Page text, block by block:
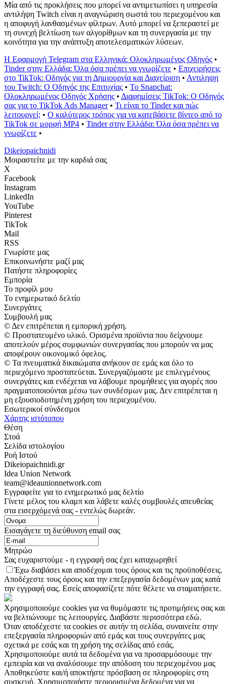
Μία από τις προκλήσεις που μπορεί να αντιμετωπίσει η υπηρεσία
αντιλήψη Twitch είναι η αναγνώριση σωστά του περιεχομένου και
η αποφυγή λανθασμένων φίλτρων. Αυτό μπορεί να ξεπεραστεί με
τη συνεχή βελτίωση των αλγορίθμων και τη συνεργασία με την
κοινότητα για την ανάπτυξη αποτελεσματικών λύσεων.
Η Εφαρμογή Telegram στα Ελληνικά: Ολοκληρωμένος Οδηγός •
Tinder στην Ελλάδα: Όλα όσα πρέπει να γνωρίζετε • Επιχειρήσεις
στο TikTok: Οδηγός για τη Δημιουργία και Διαχείριση • Αντιληψη
του Twitch: Ο Οδηγός της Επιτυχίας • Το Snapchat:
Ολοκληρωμένος Οδηγός Χρήσης • Διαφημίσεις TikTok: Ο Οδηγός
σας για το TikTok Ads Manager• Τι είναι το Tinder και πώς
λειτουργεί; • Ο καλύτερος τρόπος για να κατεβάσετε βίντεο από το
TikTok σε μορφή MP4 • Tinder στην Ελλάδα: Όλα όσα πρέπει να
γνωρίζετε •
Dikeiopaichnidi
Μοιραστείτε με την καρδιά σας
X
Facebook
Instagram
LinkedIn
YouTube
Pinterest
TikTok
Mail
RSS
Γνωρίστε μας
Επικοινωνήστε μαζί μας
Πατήστε πληροφορίες
Εμπορία
Το προφίλ μου
Το ενημερωτικό δελτίο
Συνεργάτες
Συμβουλή μας
© Δεν επιτρέπεται η εμπορική χρήση.
© Προστατευμένο υλικό. Ορισμένα προϊόντα που δείχνουμε
αποτελούν μέρος συμφωνιών συνεργασίας που μπορούν να μας
αποφέρουν οικονομικό όφελος.
© Τα πνευματικά δικαιώματα ανήκουν σε εμάς και όλο το
περιεχόμενο προστατεύεται. Συνεργαζόμαστε με επιλεγμένους
συνεργάτες και ενδέχεται να λάβουμε προμήθειες για αγορές που
πραγματοποιούνται μέσω των συνδέσμων μας. Δεν επιτρέπεται η
μη εξουσιοδοτημένη χρήση του περιεχομένου.
Εσωτερικοί σύνδεσμοι
Χάρτης ιστότοπου
Θέση
Στοά
Σελίδα ιστολογίου
Ροή Ιστού
Dikeiopaichnidi.gr
Idea Union Network
team@ideaunionnetwork.com
Εγγραφείτε για το ενημερωτικό μας δελτίο
Γίνετε μέλος του κλαμπ και λάβετε καλές συμβουλές απευθείας
στα εισερχόμενά σας - εντελώς δωρεάν.
Εισαγάγετε τη διεύθυνση email σας
Μητρώο
Σας ευχαριστούμε - η εγγραφή σας έχει καταχωρηθεί
Έχω διαβάσει και αποδέχομαι τους όρους και τις προϋποθέσεις.
Αποδέχεστε τους όρους και την επεξεργασία δεδομένων μας κατά
την εγγραφή σας. Εσείς αποφασίζετε πότε θέλετε να σταματήσετε.
Χρησιμοποιούμε cookies για να θυμόμαστε τις προτιμήσεις σας και
να βελτιώνουμε τις λειτουργίες. Διαβάστε περισσότερα εδώ.
Όταν αποδέχεστε τα cookies σε αυτήν τη σελίδα, συναινείτε στην
επεξεργασία πληροφοριών από εμάς και τους συνεργάτες μας
σχετικά με εσάς και τη χρήση της σελίδας από εσάς.
Χρησιμοποιούμε αυτά τα δεδομένα για να προσαρμόσουμε την
εμπειρία και να αναλύσουμε την απόδοση του περιεχομένου μας
Αποθηκεύστε και/ή αποκτήστε πρόσβαση σε πληροφορίες στη
συσκευή. Χρησιμοποιήστε περιορισμένα δεδομένα για να